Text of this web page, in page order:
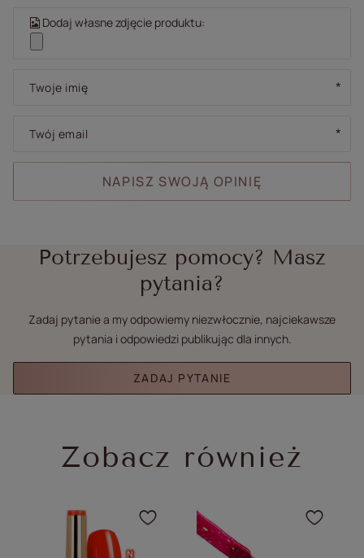
Dodaj własne zdjęcie produktu:
Twoje imię
Twój email
NAPISZ SWOJĄ OPINIĘ
Potrzebujesz pomocy? Masz
pytania?
Zadaj pytanie a my odpowiemy niezwłocznie, najciekawsze
pytania i odpowiedzi publikując dla innych.
ZADAJ PYTANIE
Zobacz również
Kliknij, aby dodać